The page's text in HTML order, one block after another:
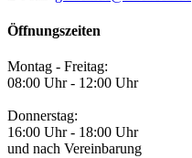
Öffnungszeiten
Montag - Freitag:
08:00 Uhr - 12:00 Uhr
Donnerstag:
16:00 Uhr - 18:00 Uhr
und nach Vereinbarung